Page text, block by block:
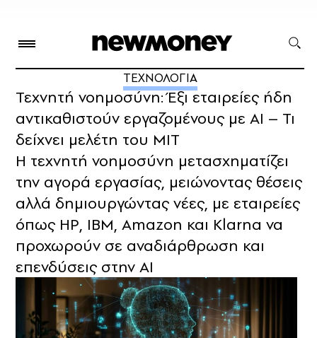
ΤΕΧΝΟΛΟΓΙΑ
Τεχνητή νοημοσύνη: Έξι εταιρείες ήδη
αντικαθιστούν εργαζομένους με AI – Τι
δείχνει μελέτη του MIT
Η τεχνητή νοημοσύνη μετασχηματίζει
την αγορά εργασίας, μειώνοντας θέσεις
αλλά δημιουργώντας νέες, με εταιρείες
όπως HP, IBM, Amazon και Klarna να
προχωρούν σε αναδιάρθρωση και
επενδύσεις στην AI